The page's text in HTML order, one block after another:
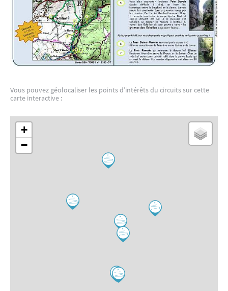
Vous pouvez géolocaliser les points d’intérêts du circuits sur cette
carte interactive :
+
−